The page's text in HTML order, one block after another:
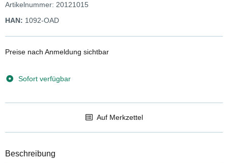
Artikelnummer: 20121015
HAN: 1092-OAD
Preise nach Anmeldung sichtbar
Sofort verfügbar
Auf Merkzettel
Beschreibung